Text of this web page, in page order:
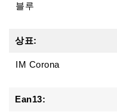
블루
상표:
IM Corona
Ean13: